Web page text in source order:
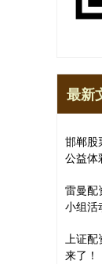
最新
邯郸股
公益体
雷曼配
小组活
上证配
来了！